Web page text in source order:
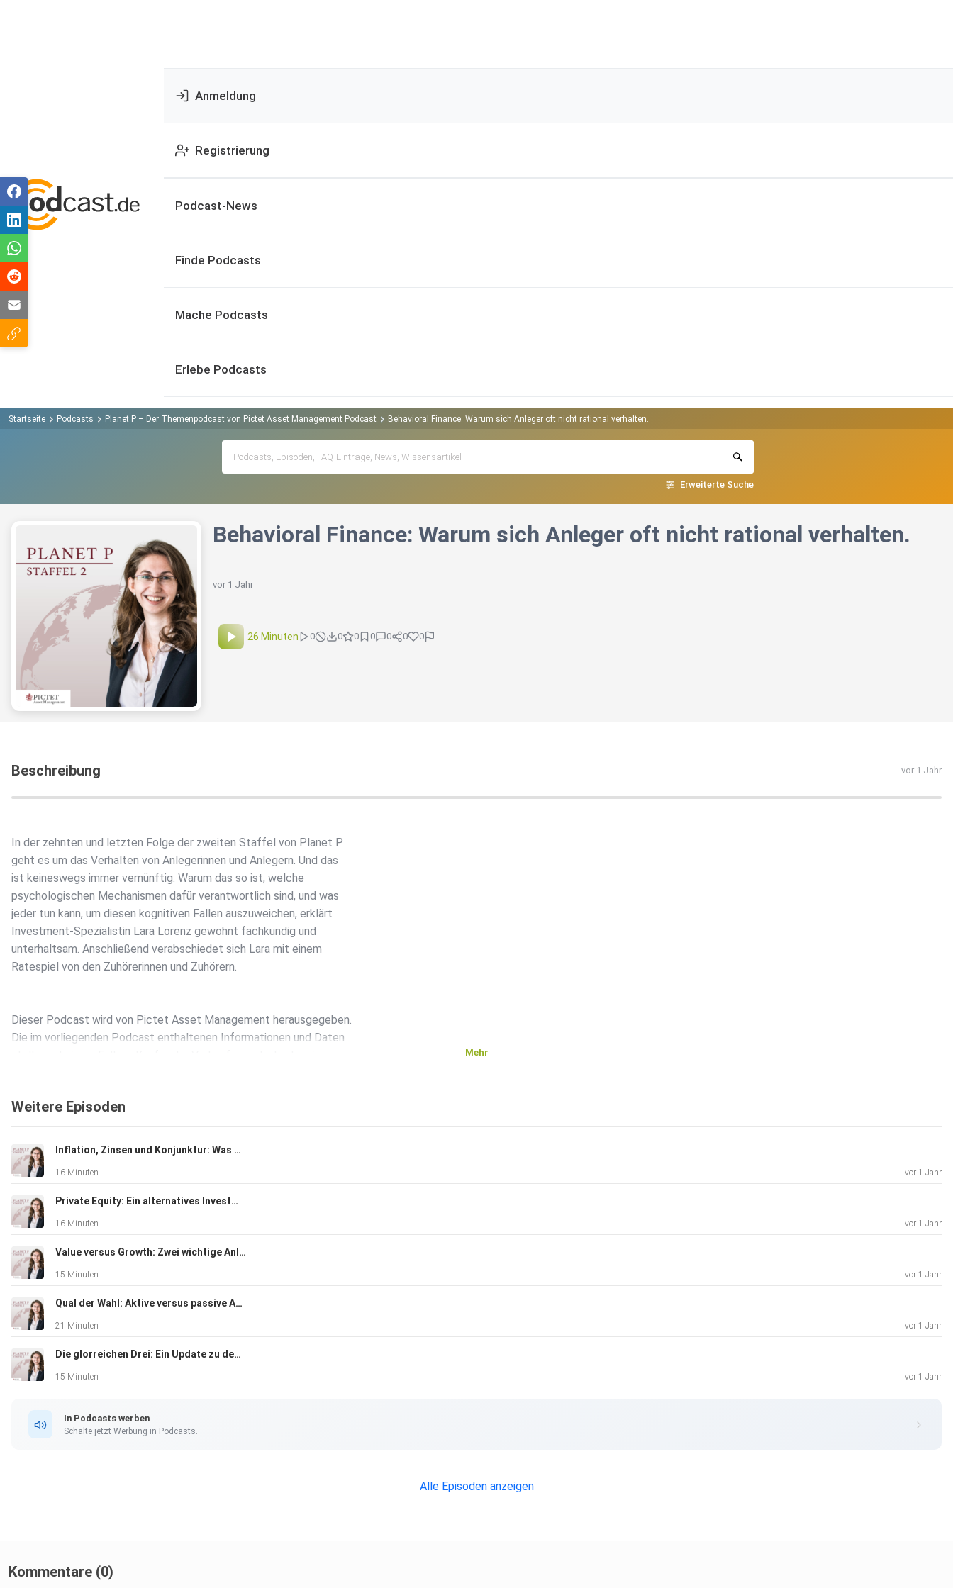
Anmeldung
Registrierung
Podcast-News
Finde Podcasts
Mache Podcasts
Erlebe Podcasts
Startseite Podcasts Planet P – Der Themenpodcast von Pictet Asset Management Podcast Behavioral Finance: Warum sich Anleger oft nicht rational verhalten.
Erweiterte Suche
Behavioral Finance: Warum sich Anleger oft nicht rational verhalten.
vor 1 Jahr
26 Minuten 0 0 0 0 0 0 0
Beschreibung vor 1 Jahr
In der zehnten und letzten Folge der zweiten Staffel von Planet P
geht es um das Verhalten von Anlegerinnen und Anlegern. Und das
ist keineswegs immer vernünftig. Warum das so ist, welche
psychologischen Mechanismen dafür verantwortlich sind, und was
jeder tun kann, um diesen kognitiven Fallen auszuweichen, erklärt
Investment-Spezialistin Lara Lorenz gewohnt fachkundig und
unterhaltsam. Anschließend verabschiedet sich Lara mit einem
Ratespiel von den Zuhörerinnen und Zuhörern.
Dieser Podcast wird von Pictet Asset Management herausgegeben.
Die im vorliegenden Podcast enthaltenen Informationen und Daten
Hosted on Acast. See acast.com/privacy for more information.
Mehr
Weitere Episoden
Inflation, Zinsen und Konjunktur: Was wir über Notenbanken und Geldpolitik wissen sollten
16 Minuten vor 1 Jahr
Private Equity: Ein alternatives Investment nicht nur für Profis
16 Minuten vor 1 Jahr
Value versus Growth: Zwei wichtige Anlagestrategien im Vergleich
15 Minuten vor 1 Jahr
Qual der Wahl: Aktive versus passive Anlagestrategien
21 Minuten vor 1 Jahr
Die glorreichen Drei: Ein Update zu den Themen Robotik, Wasser und Gesundheit
15 Minuten vor 1 Jahr
In Podcasts werben
Schalte jetzt Werbung in Podcasts.
Alle Episoden anzeigen
Kommentare (0)